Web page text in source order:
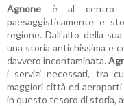
Agnone è al centro
paesaggisticamente e
regione. Dall'alto della sua
una storia antichissima e
davvero incontaminata.
i servizi necessari, tra
maggiori città ed
in questo tesoro di storia,